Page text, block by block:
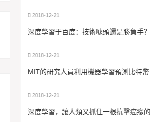
2018-12-21
深度學習于百度：技術噱頭還是勝負手？
2018-12-21
MIT的研究人員利用機器學習預測比特幣
2018-12-21
深度學習，讓人類又抓住一根抗擊癌癥的